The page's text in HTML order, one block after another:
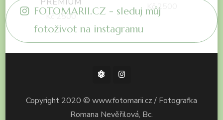
Kč2500
Kč2500
FOTOMARII.CZ - sleduj můj
fotoživot na instagramu
Copyright 2020 © www.fotomarii.cz / Fotografka
Romana Nevěřilová, Bc.